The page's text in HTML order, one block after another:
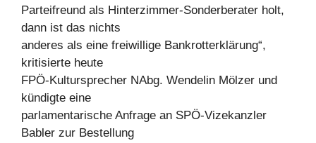
Parteifreund als Hinterzimmer-Sonderberater holt,
dann ist das nichts
anderes als eine freiwillige Bankrotterklärung“,
kritisierte heute
FPÖ-Kultursprecher NAbg. Wendelin Mölzer und
kündigte eine
parlamentarische Anfrage an SPÖ-Vizekanzler
Babler zur Bestellung